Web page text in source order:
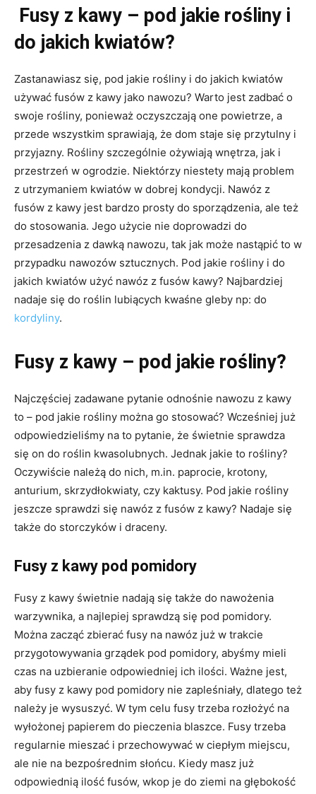
Fusy z kawy – pod jakie rośliny i
do jakich kwiatów?
Zastanawiasz się, pod jakie rośliny i do jakich kwiatów
używać fusów z kawy jako nawozu? Warto jest zadbać o
swoje rośliny, ponieważ oczyszczają one powietrze, a
przede wszystkim sprawiają, że dom staje się przytulny i
przyjazny. Rośliny szczególnie ożywiają wnętrza, jak i
przestrzeń w ogrodzie. Niektórzy niestety mają problem
z utrzymaniem kwiatów w dobrej kondycji. Nawóz z
fusów z kawy jest bardzo prosty do sporządzenia, ale też
do stosowania. Jego użycie nie doprowadzi do
przesadzenia z dawką nawozu, tak jak może nastąpić to w
przypadku nawozów sztucznych. Pod jakie rośliny i do
jakich kwiatów użyć nawóz z fusów kawy? Najbardziej
nadaje się do roślin lubiących kwaśne gleby np: do
kordyliny.
Fusy z kawy – pod jakie rośliny?
Najczęściej zadawane pytanie odnośnie nawozu z kawy
to – pod jakie rośliny można go stosować? Wcześniej już
odpowiedzieliśmy na to pytanie, że świetnie sprawdza
się on do roślin kwasolubnych. Jednak jakie to rośliny?
Oczywiście należą do nich, m.in. paprocie, krotony,
anturium, skrzydłokwiaty, czy kaktusy. Pod jakie rośliny
jeszcze sprawdzi się nawóz z fusów z kawy? Nadaje się
także do storczyków i draceny.
Fusy z kawy pod pomidory
Fusy z kawy świetnie nadają się także do nawożenia
warzywnika, a najlepiej sprawdzą się pod pomidory.
Można zacząć zbierać fusy na nawóz już w trakcie
przygotowywania grządek pod pomidory, abyśmy mieli
czas na uzbieranie odpowiedniej ich ilości. Ważne jest,
aby fusy z kawy pod pomidory nie zapleśniały, dlatego też
należy je wysuszyć. W tym celu fusy trzeba rozłożyć na
wyłożonej papierem do pieczenia blaszce. Fusy trzeba
regularnie mieszać i przechowywać w ciepłym miejscu,
ale nie na bezpośrednim słońcu. Kiedy masz już
odpowiednią ilość fusów, wkop je do ziemi na głębokość